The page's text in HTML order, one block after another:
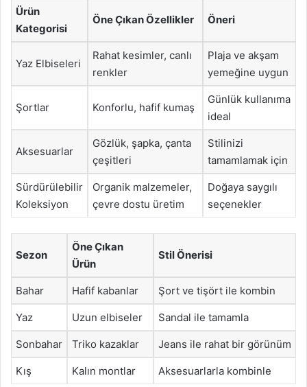
Ürün
Kategorisi
Öne Çıkan Özellikler Öneri
Yaz Elbiseleri
Rahat kesimler, canlı
renkler
Plaja ve akşam
yemeğine uygun
Şortlar Konforlu, hafif kumaş
Günlük kullanıma
ideal
Aksesuarlar
Gözlük, şapka, çanta
çeşitleri
Stilinizi
tamamlamak için
Sürdürülebilir
Koleksiyon
Organik malzemeler,
çevre dostu üretim
Doğaya saygılı
seçenekler
Sezon
Öne Çıkan
Ürün
Stil Önerisi
Bahar Hafif kabanlar Şort ve tişört ile kombin
Yaz Uzun elbiseler Sandal ile tamamla
Sonbahar Triko kazaklar Jeans ile rahat bir görünüm
Kış Kalın montlar Aksesuarlarla kombinle